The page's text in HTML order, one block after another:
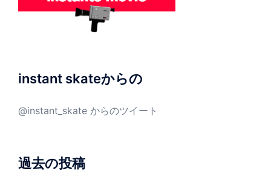
instant skateからの
@instant_skate からのツイート
過去の投稿